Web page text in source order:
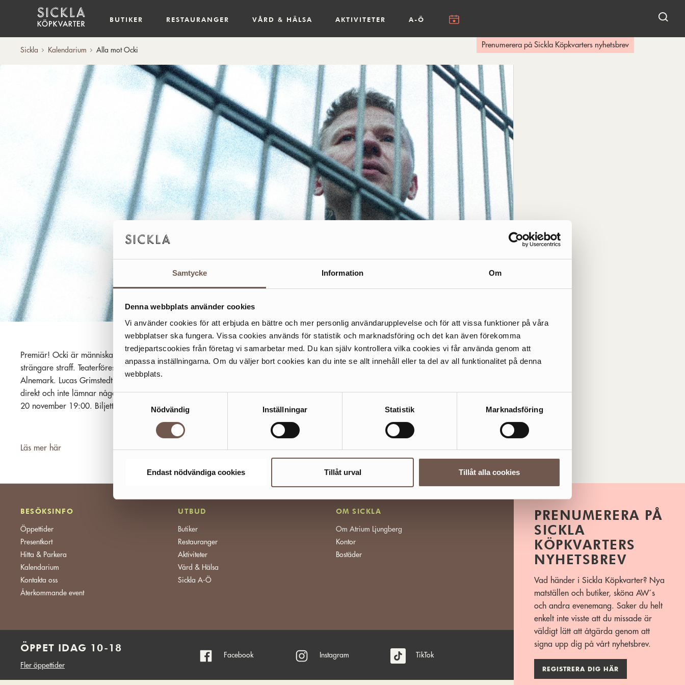
Samtycke Information Om
Denna webbplats använder cookies
Vi använder cookies för att erbjuda en bättre och mer personlig användarupplevelse och för att vissa funktioner på våra
webbplatser ska fungera. Vissa cookies används för statistik och marknadsföring och det kan även förekomma
tredjepartscookies från företag vi samarbetar med. Du kan själv kontrollera vilka cookies vi får använda genom att
anpassa inställningarna. Om du väljer bort cookies kan du inte se allt innehåll eller ta del av all funktionalitet på denna
webbplats.
Samtyckesval
Nödvändig
Inställningar Statistik Marknadsföring
Endast nödvändiga cookies Tillåt urval Tillåt alla cookies
BUTIKER RESTAURANGER VÅRD & HÄLSA AKTIVITETER A-Ö
Prenumerera på Sickla Köpkvarters nyhetsbrev
Sickla Kalendarium Alla mot Ocki
Premiär! Ocki är människan bakom rubrikerna som får oss att ropa på
strängare straff. Teaterföreställning med Lucas Grimstedt på scen. Regi Anders
Alnemark. Lucas Grimstedt spelar Alla mot Ocki. En pjäs som kopplar greppet
direkt och inte lämnar någon oberörd. Från 13 år. Dieselverkstadens Lilla scen
20 november 19:00. Biljetter 200 kr via dieselverkstaden.se
Läs mer här
BESÖKSINFO
Öppettider
Presentkort
Hitta & Parkera
Kalendarium
Kontakta oss
Återkommande event
UTBUD
Butiker
Restauranger
Aktiviteter
Vård & Hälsa
Sickla A-Ö
OM SICKLA
Om Atrium Ljungberg
Kontor
Bostäder
ÖPPET IDAG 10-18
Fler öppettider
Facebook Instagram TikTok
PRENUMERERA PÅ
SICKLA
KÖPKVARTERS
NYHETSBREV
Vad händer i Sickla Köpkvarter? Nya
matställen och butiker, sköna AW´s
och andra evenemang. Saker du helt
enkelt inte visste att du missade är
väldigt lätt att åtgärda genom att
signa upp dig på vårt nyhetsbrev.
REGISTRERA DIG HÄR